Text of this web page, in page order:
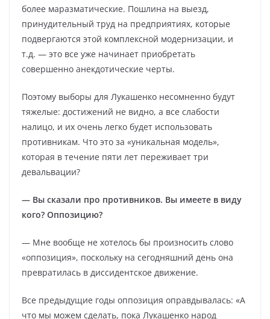
более маразматические. Пошлина на выезд,
принудительный труд на предприятиях, которые
подвергаются этой комплексной модернизации, и
т.д. — это все уже начинает приобретать
совершенно анекдотические черты.
Поэтому выборы для Лукашенко несомненно будут
тяжелые: достижений не видно, а все слабости
налицо, и их очень легко будет использовать
противникам. Что это за «уникальная модель»,
которая в течение пяти лет переживает три
девальвации?
— Вы сказали про противников. Вы имеете в виду
кого? Оппозицию?
— Мне вообще не хотелось бы произносить слово
«оппозиция», поскольку на сегодняшний день она
превратилась в диссидентское движение.
Все предыдущие годы оппозиция оправдывалась: «А
что мы можем сделать, пока Лукашенко народ